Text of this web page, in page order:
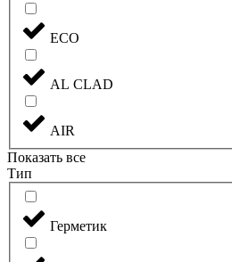
ECO
AL CLAD
AIR
Показать все
Тип
Герметик